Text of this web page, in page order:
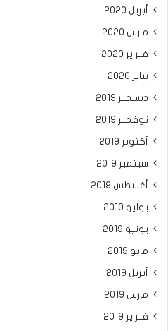
أبريل 2020
مارس 2020
فبراير 2020
يناير 2020
ديسمبر 2019
نوفمبر 2019
أكتوبر 2019
سبتمبر 2019
أغسطس 2019
يوليو 2019
يونيو 2019
مايو 2019
أبريل 2019
مارس 2019
فبراير 2019